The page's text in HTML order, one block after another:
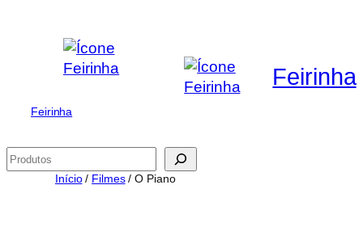
conteúdo
Feirinha
Feirinha
Pesquisar
Início/ Filmes/ O Piano